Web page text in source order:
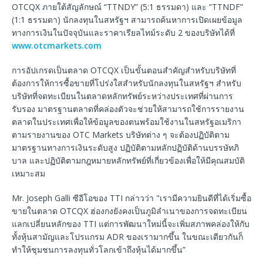
OTCQX ภายใต้สัญลักษณ์ “TTNDY” (5:1 ธรรมดา) และ “TTNDF”
(1:1 ธรรมดา) นักลงทุนในสหรัฐฯ สามารถค้นหาการเปิดเผยข้อมูล
ทางการเงินในปัจจุบันและราคาเรียลไทม์ระดับ 2 ของบริษัทได้ที่
www.otcmarkets.com
การอัปเกรดเป็นตลาด OTCQX เป็นขั้นตอนสำคัญสำหรับบริษัทที่
ต้องการให้การซื้อขายที่โปร่งใสสำหรับนักลงทุนในสหรัฐฯ สำหรับ
บริษัทที่จดทะเบียนในตลาดหลักทรัพย์ระหว่างประเทศที่ผ่านการ
รับรอง มาตรฐานตลาดที่คล่องตัวจะช่วยให้สามารถใช้การรายงาน
ตลาดในประเทศเพื่อให้ข้อมูลของตนพร้อมใช้งานในสหรัฐอเมริกา
ตามรายงานของ OTC Markets บริษัทต่าง ๆ จะต้องปฏิบัติตาม
มาตรฐานทางการเงินระดับสูง ปฏิบัติตามหลักปฏิบัติด้านบรรษัทภิ
บาล และปฏิบัติตามกฎหมายหลักทรัพย์ที่เกี่ยวข้องเพื่อให้มีคุณสมบัติ
เหมาะสม
Mr. Joseph Galli ซีอีโอของ TTI กล่าวว่า "เรามีความยินดีที่ได้เริ่มซื้อ
ขายในตลาด OTCQX ฮ่องกงยังคงเป็นภูมิลำเนาของการจดทะเบียน
แลกเปลี่ยนหลักของ TTI แต่การพัฒนาใหม่นี้จะเพิ่มสภาพคล่องให้กับ
ทั้งหุ้นสามัญและโปรแกรม ADR ของเรามากขึ้น ในขณะเดียวกันก็
ทำให้ชุมชนการลงทุนทั่วโลกเข้าถึงหุ้นได้มากขึ้น”